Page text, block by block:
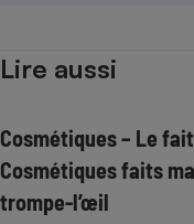
Lire aussi
Cosmétiques – Le
Cosmétiques faits
trompe-l’œil